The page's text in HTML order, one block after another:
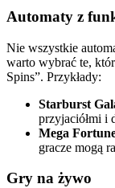
Automaty z
Nie wszystkie
warto wybrać te,
Spins”. Przykłady:
Starburst
przyjaciółmi i
Mega
gracze mogą
Gry na żywo